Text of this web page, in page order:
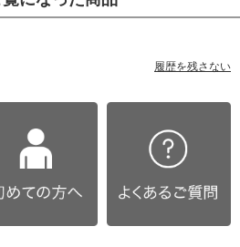
履歴を残さない